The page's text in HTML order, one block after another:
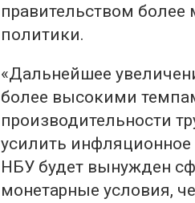
правительством
политики.
«Дальнейшее
более высокими
производительности
усилить инфляционное
НБУ будет вынужден
монетарные условия,